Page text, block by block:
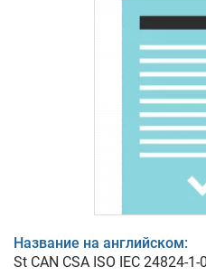
Название на английском:
St CAN CSA ISO IEC 24824-